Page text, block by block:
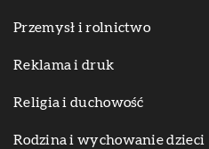
Przemysł i rolnictwo
Reklama i druk
Religia i duchowość
Rodzina i wychowanie dzieci